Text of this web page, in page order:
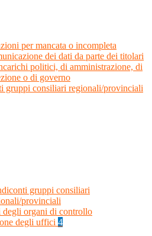
per mancata o incompleta
dei dati da parte dei titolari
politici, di amministrazione, di
o di governo
gruppi consiliari regionali/provinciali
gruppi consiliari
provinciali
degli organi di controllo
degli uffici 4